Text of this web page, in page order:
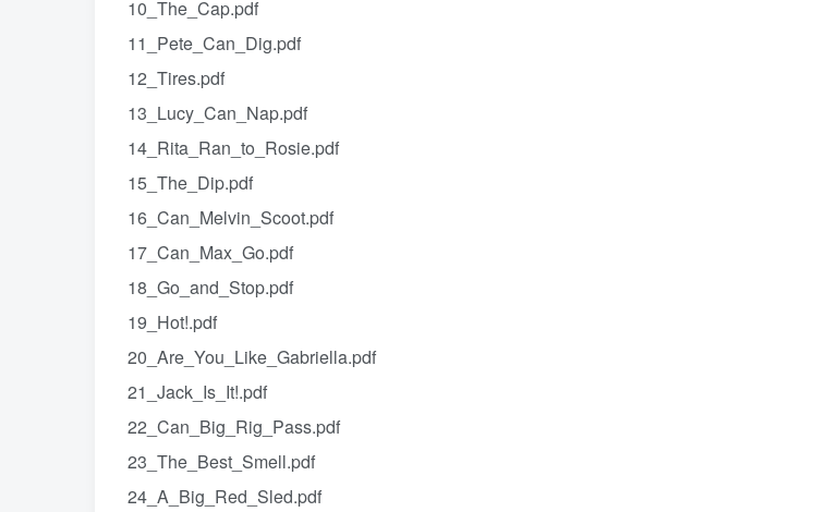
10_The_Cap.pdf
11_Pete_Can_Dig.pdf
12_Tires.pdf
13_Lucy_Can_Nap.pdf
14_Rita_Ran_to_Rosie.pdf
15_The_Dip.pdf
16_Can_Melvin_Scoot.pdf
17_Can_Max_Go.pdf
18_Go_and_Stop.pdf
19_Hot!.pdf
20_Are_You_Like_Gabriella.pdf
21_Jack_Is_It!.pdf
22_Can_Big_Rig_Pass.pdf
23_The_Best_Smell.pdf
24_A_Big_Red_Sled.pdf